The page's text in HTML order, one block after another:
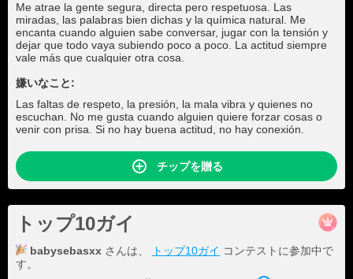
Me atrae la gente segura, directa pero respetuosa. Las
miradas, las palabras bien dichas y la química natural. Me
encanta cuando alguien sabe conversar, jugar con la tensión y
dejar que todo vaya subiendo poco a poco. La actitud siempre
vale más que cualquier otra cosa.
嫌いなこと:
Las faltas de respeto, la presión, la mala vibra y quienes no
escuchan. No me gusta cuando alguien quiere forzar cosas o
venir con prisa. Si no hay buena actitud, no hay conexión.
チップを贈る
トップ10ガイ
babysebasxx さんは、 トップ10ガイ コンテストに参加中で
す。